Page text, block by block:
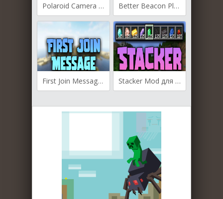
Polaroid Camera для Майнкрафт [1.20.1, 1.20, 1.19.4] Better Beacon Placement для Майнкрафт [1.20.1, 1.20, 1.19.4]
First Join Message для Майнкрафт [1.20.1, 1.20, 1.19.4] Stacker Mod для Майнкрафт [1.19.4, 1.19.3, 1.19.2]